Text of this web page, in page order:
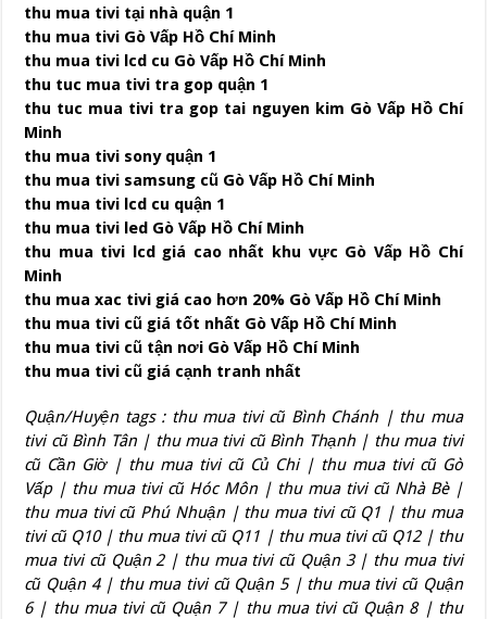
thu mua tivi tại nhà quận 1
thu mua tivi Gò Vấp Hồ Chí Minh
thu mua tivi lcd cu Gò Vấp Hồ Chí Minh
thu tuc mua tivi tra gop quận 1
thu tuc mua tivi tra gop tai nguyen kim Gò Vấp Hồ Chí
Minh
thu mua tivi sony quận 1
thu mua tivi samsung cũ Gò Vấp Hồ Chí Minh
thu mua tivi lcd cu quận 1
thu mua tivi led Gò Vấp Hồ Chí Minh
thu mua tivi lcd giá cao nhất khu vực Gò Vấp Hồ Chí
Minh
thu mua xac tivi giá cao hơn 20% Gò Vấp Hồ Chí Minh
thu mua tivi cũ giá tốt nhất Gò Vấp Hồ Chí Minh
thu mua tivi cũ tận nơi Gò Vấp Hồ Chí Minh
thu mua tivi cũ giá cạnh tranh nhất
Quận/Huyện tags : thu mua tivi cũ Bình Chánh | thu mua
tivi cũ Bình Tân | thu mua tivi cũ Bình Thạnh | thu mua tivi
cũ Cần Giờ | thu mua tivi cũ Củ Chi | thu mua tivi cũ Gò
Vấp| thu mua tivi cũ Hóc Môn | thu mua tivi cũ Nhà Bè |
thu mua tivi cũ Phú Nhuận | thu mua tivi cũ Q1 | thu mua
tivi cũ Q10 | thu mua tivi cũ Q11 | thu mua tivi cũ Q12 | thu
mua tivi cũ Quận 2 | thu mua tivi cũ Quận 3 | thu mua tivi
cũ Quận 4 | thu mua tivi cũ Quận 5 | thu mua tivi cũ Quận
6 | thu mua tivi cũ Quận 7 | thu mua tivi cũ Quận 8 | thu